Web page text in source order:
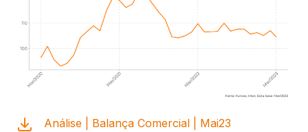
Análise | Balança Comercial | Mai23